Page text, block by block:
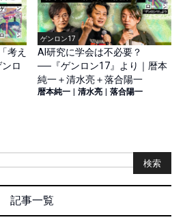
考え
ロ
ゲンロン17
AI研究に学会は不必要？
──『ゲンロン17』より｜暦本
純一＋清水亮＋落合陽一
暦本純一 清水亮 落合陽一
検索
記事一覧